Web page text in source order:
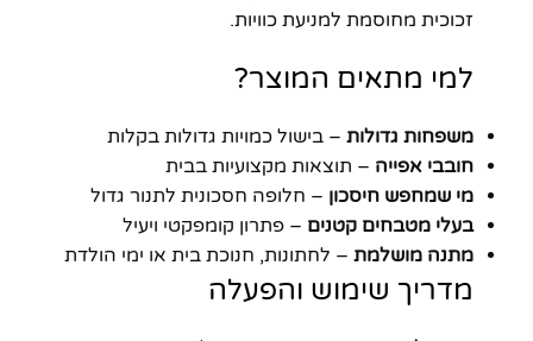
זכוכית מחוסמת למניעת כוויות.
למי מתאים המוצר?
משפחות גדולות – בישול כמויות גדולות בקלות
חובבי אפייה – תוצאות מקצועיות בבית
מי שמחפש חיסכון – חלופה חסכונית לתנור גדול
בעלי מטבחים קטנים – פתרון קומפקטי ויעיל
מתנה מושלמת – לחתונות, חנוכת בית או ימי הולדת
מדריך שימוש והפעלה